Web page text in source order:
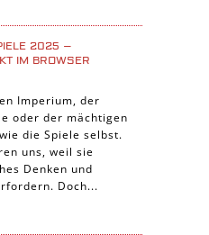
2025 –
IM BROWSER
Imperium, der
oder der mächtigen
die Spiele selbst.
uns, weil sie
Denken und
Doch...